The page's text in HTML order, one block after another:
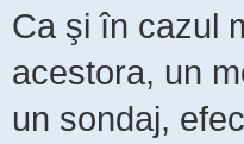
Ca şi în cazul
acestora, un
un sondaj,